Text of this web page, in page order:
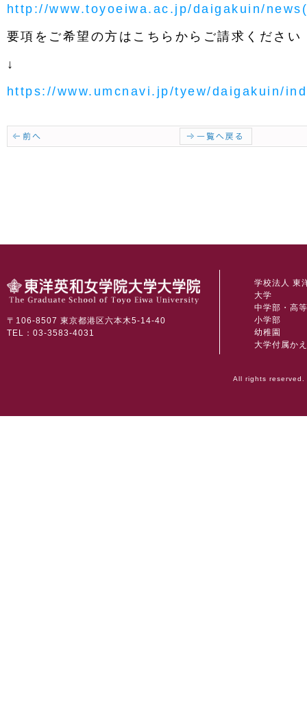
http://www.toyoeiwa.ac.jp/daigakuin/
要項をご希望の方はこちらからご請求ください
↓
https://www.umcnavi.jp/tyew/daigakuin/
〒106-8507 東京都港区六本木5-14-40
TEL：03-3583-4031
学校法人 東
大学
中学部・高
小学部
幼稚園
大学付属か
All rights reserved.